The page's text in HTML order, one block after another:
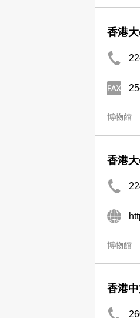
香港
博物館
香港
博物館
香港